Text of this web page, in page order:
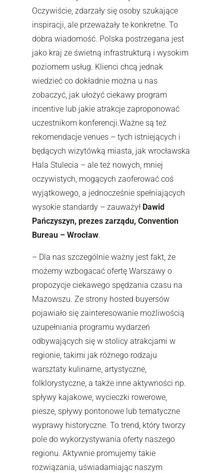
Oczywiście, zdarzały się osoby szukające
inspiracji, ale przeważały te konkretne. To
dobra wiadomość. Polska postrzegana jest
jako kraj ze świetną infrastrukturą i wysokim
poziomem usług. Klienci chcą jednak
wiedzieć co dokładnie można u nas
zobaczyć, jak ułożyć ciekawy program
incentive lub jakie atrakcje zaproponować
uczestnikom konferencji.Ważne są też
rekomendacje venues – tych istniejących i
będących wizytówką miasta, jak wrocławska
Hala Stulecia – ale też nowych, mniej
oczywistych, mogących zaoferować coś
wyjątkowego, a jednocześnie spełniających
wysokie standardy – zauważył Dawid
Pańczyszyn, prezes zarządu, Convention
Bureau – Wrocław.
– Dla nas szczególnie ważny jest fakt, że
możemy wzbogacać ofertę Warszawy o
propozycje ciekawego spędzania czasu na
Mazowszu. Ze strony hosted buyersów
pojawiało się zainteresowanie możliwością
uzupełniania programu wydarzeń
odbywających się w stolicy atrakcjami w
regionie, takimi jak różnego rodzaju
warsztaty kulinarne, artystyczne,
folklorystyczne, a także inne aktywności np.
spływy kajakowe, wycieczki rowerowe,
piesze, spływy pontonowe lub tematyczne
wyprawy historyczne. To trend, który tworzy
pole do wykorzystywania oferty naszego
regionu. Aktywnie promujemy takie
rozwiązania, uświadamiając naszym